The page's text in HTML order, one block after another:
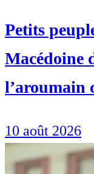
Petits
Macédoine
l’aroumain
10 août 2026